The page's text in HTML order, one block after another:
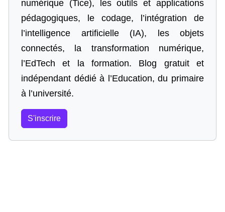
numérique (Tice), les outils et applications
pédagogiques, le codage,
l’intégration de
l’intelligence artificielle (IA), les objets
connectés, la transformation numérique,
l’EdTech et la formation. Blog gratuit et
indépendant dédié à l’Education, du primaire
à l’université.
S'inscrire